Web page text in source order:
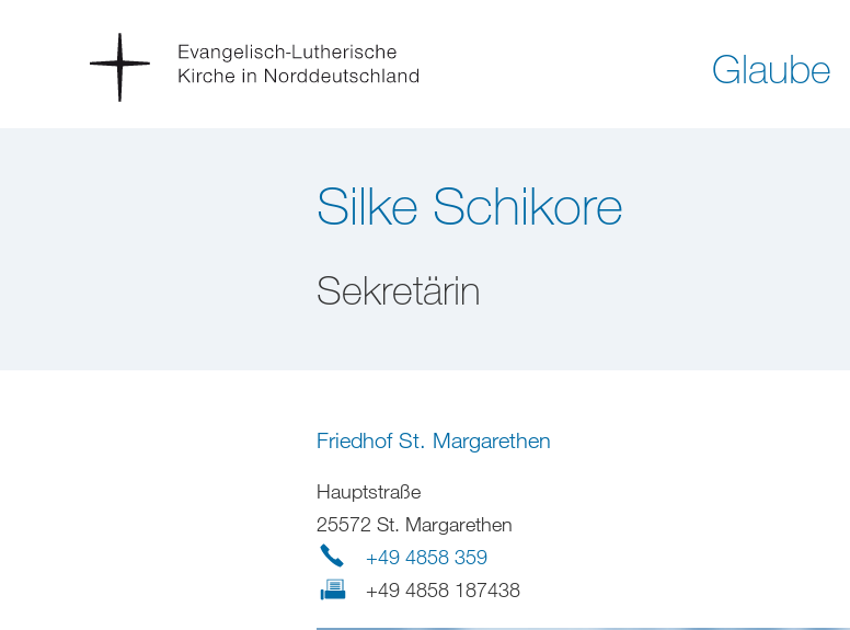
Glaube
Silke Schikore
Sekretärin
Friedhof St. Margarethen
Hauptstraße
25572 St. Margarethen
+49 4858 359
+49 4858 187438